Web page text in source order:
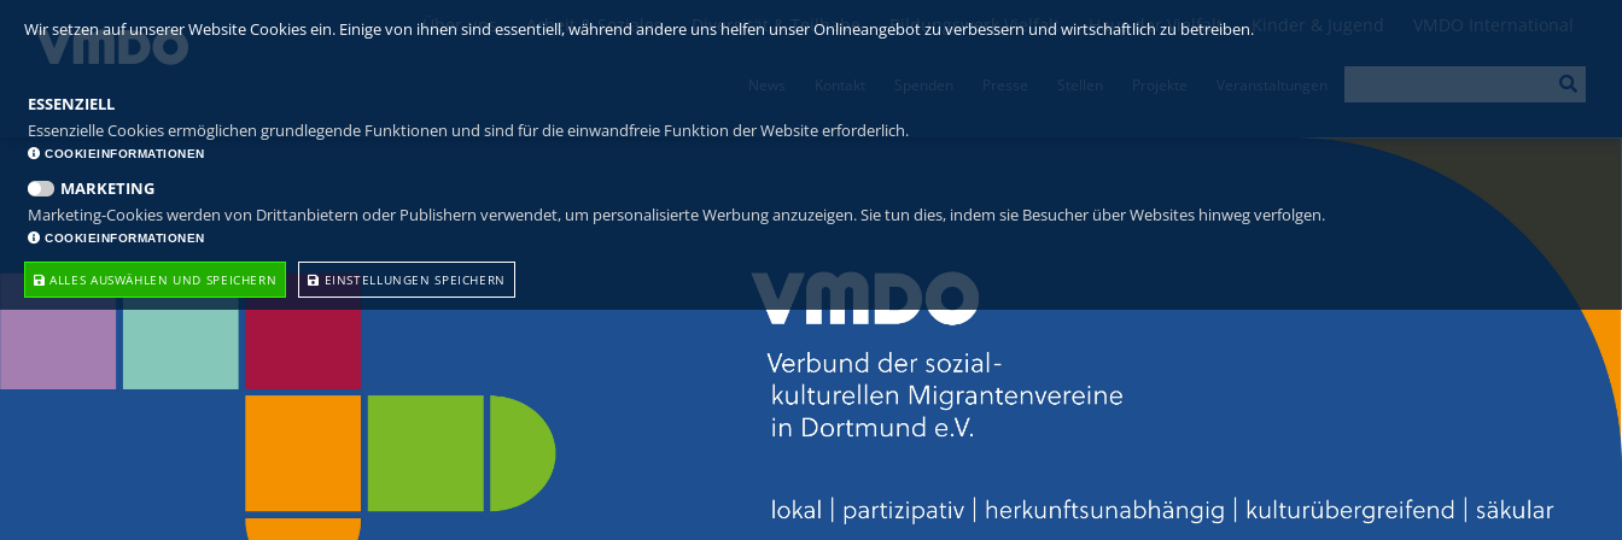
Wir setzen auf unserer Website Cookies ein. Einige von ihnen sind essentiell, während andere uns helfen unser Onlineangebot zu verbessern und wirtschaftlich zu betreiben.
ESSENZIELL
Essenzielle Cookies ermöglichen grundlegende Funktionen und sind für die einwandfreie Funktion der Website erforderlich.
COOKIEINFORMATIONEN
MARKETING
Marketing-Cookies werden von Drittanbietern oder Publishern verwendet, um personalisierte Werbung anzuzeigen. Sie tun dies, indem sie Besucher über Websites hinweg verfolgen.
COOKIEINFORMATIONEN
ALLES AUSWÄHLEN UND SPEICHERN EINSTELLUNGEN SPEICHERN
Über uns Arbeit & Soziales Diversität & Teilhabe Bildungswerk Vielfalt Haus der Vielfalt Kinder & Jugend VMDO International
News Kontakt Spenden Presse Stellen Projekte Veranstaltungen